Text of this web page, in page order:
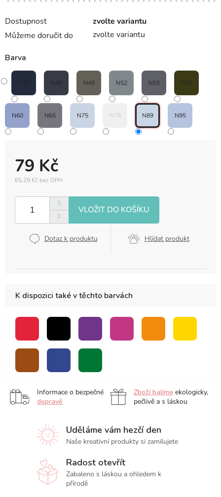
Dostupnost
zvolte variantu
Můžeme doručit do
zvolte variantu
79 Kč
65,29 Kč bez DPH
cena:
Dotaz k produktu Hlídat produkt
Barva
N35 N45 N49 N52 N55 N57
N60 N65 N75 N79 N89 N95
K dispozici také v těchto barvách
Informace o bezpečné
dopravě
Zboží balíme ekologicky,
pečlivě a s láskou
Uděláme vám hezčí den
Naše kreativní produkty si zamilujete
Radost otevřít
Zabaleno s láskou a ohledem k
přírodě